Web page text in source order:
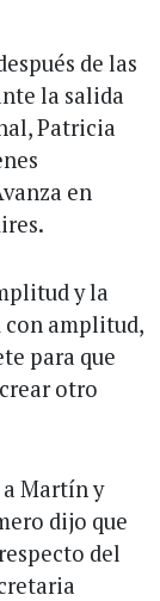
de las
la salida
Patricia
en
y la
con amplitud,
para que
otro
Martín y
dijo que
del